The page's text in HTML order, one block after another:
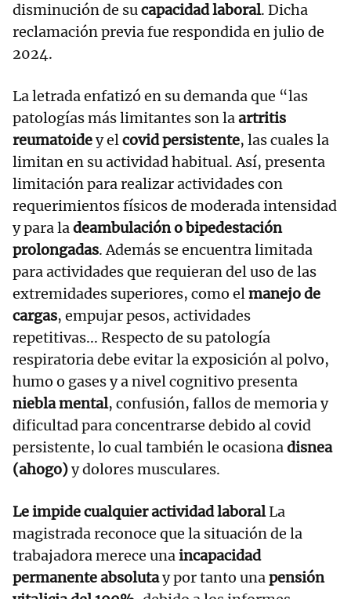
disminución de sucapacidad laboral. Dicha
reclamación previa fue respondida en julio de
2024.
La letrada enfatizó en su demanda que “las
patologías más limitantes son laartritis
reumatoidey elcovid persistente, las cuales la
limitan en su actividad habitual. Así, presenta
limitación para realizar actividades con
requerimientos físicos de moderada intensidad
y para ladeambulación o bipedestación
prolongadas. Además se encuentra limitada
para actividades que requieran del uso de las
extremidades superiores, como elmanejo de
cargas, empujar pesos, actividades
repetitivas... Respecto de su patología
respiratoria debe evitar la exposición al polvo,
humo o gases y a nivel cognitivo presenta
niebla mental, confusión, fallos de memoria y
dificultad para concentrarse debido al covid
persistente, lo cual también le ocasionadisnea
(ahogo)y dolores musculares.
Le impide cualquier actividad laboralLa
magistrada reconoce que la situación de la
trabajadora merece unaincapacidad
permanente absolutay por tanto unapensión